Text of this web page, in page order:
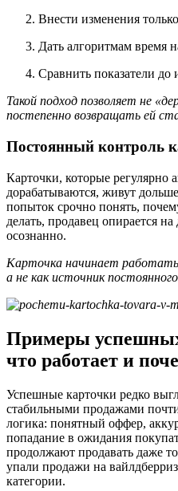
Внести изменения
Дать алгоритмам время
Сравнить показатели до
Такой подход позволяет не
постепенно возвращать ей
Постоянный контроль
Карточки, которые регулярно
дорабатываются, живут
попыток срочно понять,
делать, продавец опирается
осознанно.
Карточка начинает
а не как источник
Примеры
что работает и
Успешные карточки редко
стабильными продажами
логика: понятный оффер,
попадание в ожидания
продолжают продавать даже
упали продажи на
категории.